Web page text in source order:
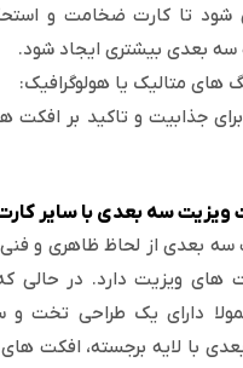
شود تا کارت ضخامت و
سه بعدی بیشتری ایجاد شود.
جذابیت و تاکید بر افکت
ویزیت سه بعدی با سایر
سه بعدی از لحاظ ظاهری و
های ویزیت دارد. در حالی
دارای یک طراحی تخت و
با لایه برجسته، افکت